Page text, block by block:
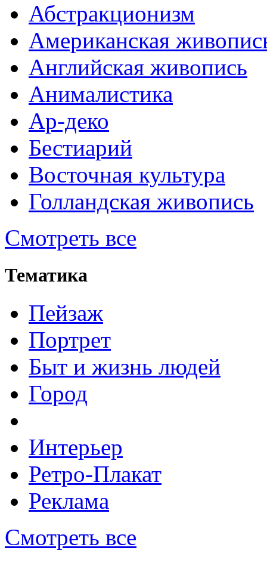
Абстракционизм
Американская
Английская живопись
Анималистика
Ар-деко
Бестиарий
Восточная культура
Голландская живопись
Смотреть все
Тематика
Пейзаж
Портрет
Быт и жизнь людей
Город
Интерьер
Ретро-Плакат
Реклама
Смотреть все